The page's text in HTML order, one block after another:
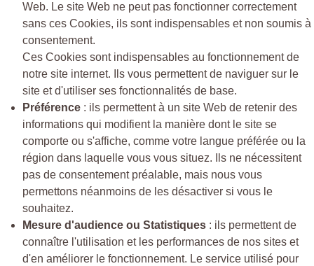
Web. Le site Web ne peut pas fonctionner correctement
sans ces Cookies, ils sont indispensables et non soumis à
consentement.
Ces Cookies sont indispensables au fonctionnement de
notre site internet. Ils vous permettent de naviguer sur le
site et d'utiliser ses fonctionnalités de base.
Préférence : ils permettent à un site Web de retenir des
informations qui modifient la manière dont le site se
comporte ou s'affiche, comme votre langue préférée ou la
région dans laquelle vous vous situez. Ils ne nécessitent
pas de consentement préalable, mais nous vous
permettons néanmoins de les désactiver si vous le
souhaitez.
Mesure d'audience ou Statistiques : ils permettent de
connaître l'utilisation et les performances de nos sites et
d'en améliorer le fonctionnement. Le service utilisé pour